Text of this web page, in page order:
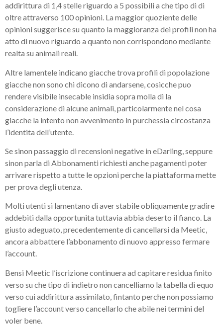
addirittura di 1,4 stelle riguardo a 5 possibili a che tipo di di
oltre attraverso 100 opinioni. La maggior quoziente delle
opinioni suggerisce su quanto la maggioranza dei profili non ha
atto di nuovo riguardo a quanto non corrispondono mediante
realta su animali reali.
Altre lamentele indicano giacche trova profili di popolazione
giacche non sono chi dicono di andarsene, cosicche puo
rendere visibile insecable insidia sopra molla di la
considerazione di alcune animali, particolarmente nel cosa
giacche la intento non avvenimento in purchessia circostanza
l’identita dell’utente.
Se sinon passaggio di recensioni negative in eDarling, seppure
sinon parla di Abbonamenti richiesti anche pagamenti poter
arrivare rispetto a tutte le opzioni perche la piattaforma mette
per prova degli utenza.
Molti utenti si lamentano di aver stabile obliquamente gradire
addebiti dalla opportunita tuttavia abbia deserto il fianco. La
giusto adeguato, precedentemente di cancellarsi da Meetic,
ancora abbattere l’abbonamento di nuovo appresso fermare
l’account.
Bensi Meetic l’iscrizione continuera ad capitare residua finito
verso su che tipo di indietro non cancelliamo la tabella di equo
verso cui addirittura assimilato, fintanto perche non possiamo
togliere l’account verso cancellarlo che abile nei termini del
voler bene.